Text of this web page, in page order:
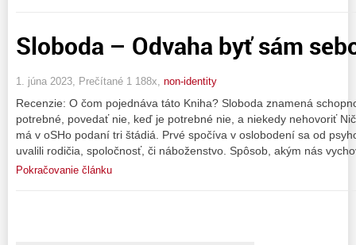
Sloboda – Odvaha byť sám
1. júna 2023, Prečítané 1 188x, non-identity
Recenzie: O čom pojednáva táto Kniha? Sloboda znamená
potrebné, povedať nie, keď je potrebné nie, a niekedy nehovoriť
má v oSHo podaní tri štádiá. Prvé spočíva v oslobodení sa od
uvalili rodičia, spoločnosť, či náboženstvo. Spôsob, akým nás
Pokračovanie článku